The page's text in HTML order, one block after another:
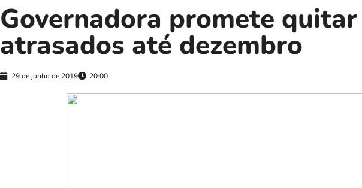
Governadora promete quitar
atrasados até dezembro
29 de junho de 2019 20:00